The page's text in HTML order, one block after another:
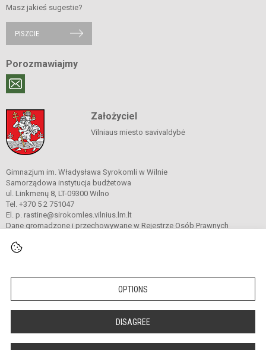
OPTIONS
DISAGREE
Masz jakieś sugestie?
PISZCIE
Porozmawiajmy
Założyciel
Vilniaus miesto savivaldybė
Gimnazjum im. Władysława Syrokomli w Wilnie
Samorządowa instytucja budżetowa
ul. Linkmenų 8, LT-09300 Wilno
Tel. +370 5 2 751047
El. p. rastine@sirokomles.vilnius.lm.lt
Dane gromadzone i przechowywane w Rejestrze Osób Prawnych
© 2020. Gimnazjum im. Władysława Syrokomli w Wilnie. Wszelkie prawa
zastrzeżone.